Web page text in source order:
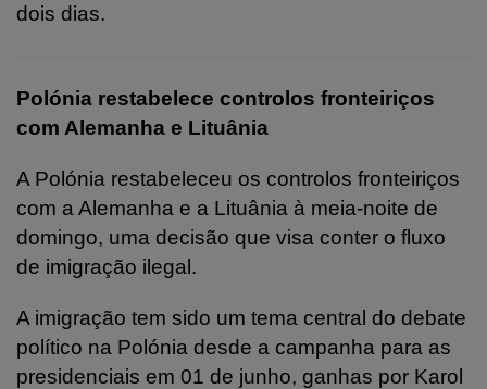
dois dias.
Polónia restabelece controlos fronteiriços
com Alemanha e Lituânia
A Polónia restabeleceu os controlos fronteiriços
com a Alemanha e a Lituânia à meia-noite de
domingo, uma decisão que visa conter o fluxo
de imigração ilegal.
A imigração tem sido um tema central do debate
político na Polónia desde a campanha para as
presidenciais em 01 de junho, ganhas por Karol